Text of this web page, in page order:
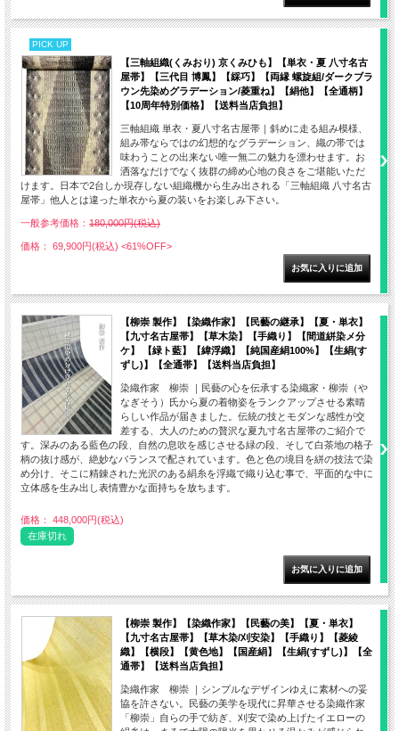
PICK UP
【三軸組織(くみおり) 京くみひも】【単衣・夏 八寸名古
屋帯】【三代目 博鳳】【綵巧】【両縁 螺旋組/ダークブラ
ウン先染めグラデーション/菱重ね】【絹他】【全通柄】
【10周年特別価格】【送料当店負担】
三軸組織 単衣・夏八寸名古屋帯｜斜めに走る組み模様、
組み帯ならではの幻想的なグラデーション、織の帯では
味わうことの出来ない唯一無二の魅力を漂わせます。お
洒落なだけでなく抜群の締め心地の良さをご堪能いただ
けます。日本で2台しか現存しない組織機から生み出される「三軸組織 八寸名古
屋帯」他人とは違った単衣から夏の装いをお楽しみ下さい。
一般参考価格： 180,000円(税込)
価格： 69,900円(税込) <61%OFF>
【柳崇 製作】【染織作家】【民藝の継承】【夏・単衣】
【九寸名古屋帯】【草木染】【手織り】【間道絣染メ分
ケ】 【緑ト藍】【緯浮織】【純国産絹100%】【生絹(す
ずし)】【全通帯】【送料当店負担】
染織作家 柳崇 ｜民藝の心を伝承する染織家・柳崇（や
なぎそう）氏から夏の着物姿をランクアップさせる素晴
らしい作品が届きました。伝統の技とモダンな感性が交
差する、大人のための贅沢な夏九寸名古屋帯のご紹介で
す。深みのある藍色の段、自然の息吹を感じさせる緑の段、そして白茶地の格子
柄の抜け感が、絶妙なバランスで配されています。色と色の境目を絣の技法で染
め分け、そこに精錬された光沢のある絹糸を浮織で織り込む事で、平面的な中に
立体感を生み出し表情豊かな面持ちを放ちます。
価格： 448,000円(税込)
在庫切れ
【柳崇 製作】【染織作家】【民藝の美】【夏・単衣】
【九寸名古屋帯】【草木染/刈安染】【手織り】【菱綾
織】【横段】【黄色地】【国産絹】【生絹(すずし)】【全
通帯】【送料当店負担】
染織作家 柳崇 ｜シンプルなデザインゆえに素材への妥
協を許さない。民藝の美学を現代に昇華させる染織作家
「柳崇」自らの手で紡ぎ、刈安で染め上げたイエローの